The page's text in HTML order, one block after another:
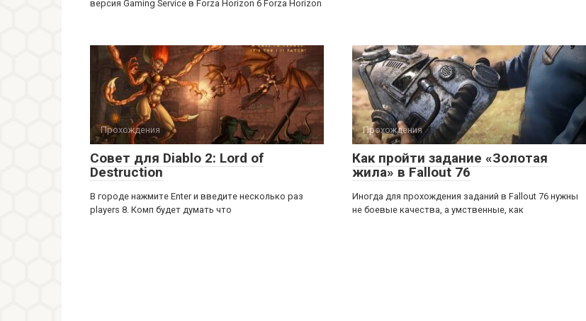
версия Gaming Service в Forza Horizon 6 Forza Horizon
Прохождения
Совет для Diablo 2: Lord of
Destruction
В городе нажмите Enter и введите несколько раз
players 8. Комп будет думать что
Прохождения
Как пройти задание «Золотая
жила» в Fallout 76
Иногда для прохождения заданий в Fallout 76 нужны
не боевые качества, а умственные, как